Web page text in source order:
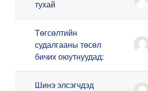
тухай
Төгсөлтийн
судалгааны төсөл
бичих оюутнуудад:
Шинэ элсэгчдэд